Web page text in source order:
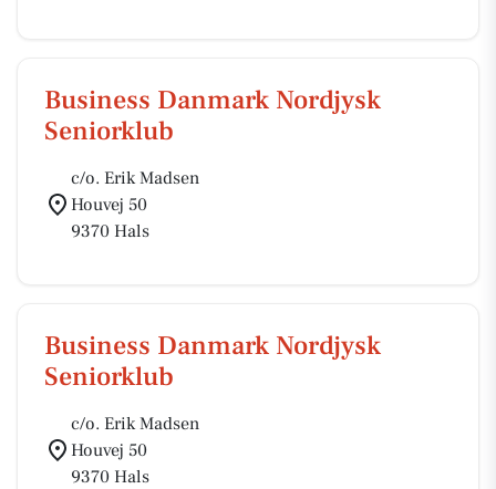
Business Danmark Nordjysk
Seniorklub
c/o. Erik Madsen
Houvej 50
9370 Hals
Business Danmark Nordjysk
Seniorklub
c/o. Erik Madsen
Houvej 50
9370 Hals